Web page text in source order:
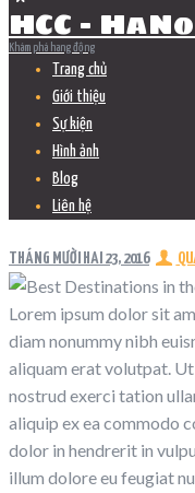
HCC -
Khám phá hang động
Trang chủ
Giới thiệu
Sự kiện
Hình ảnh
Blog
Liên hệ
THÁNG MƯỜI HAI 23, 2016
Lorem ipsum dolor sit
diam nonummy nibh
aliquam erat volutpat.
nostrud exerci tation
aliquip ex ea commodo
dolor in hendrerit in
illum dolore eu feugiat